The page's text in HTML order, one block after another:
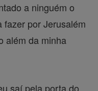
a ninguém o
fazer por Jerusalém
além da minha
saí pela porta do